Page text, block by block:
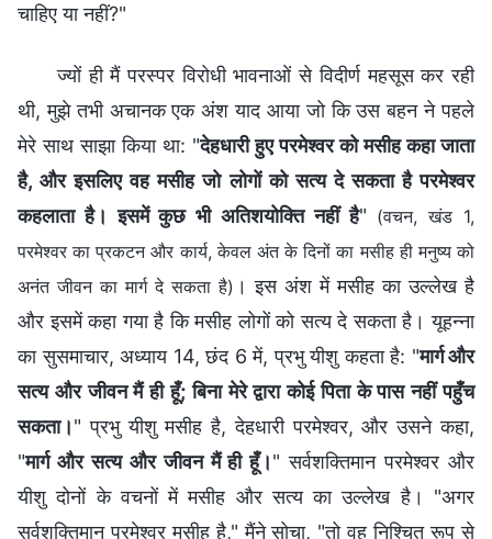
चाहिए या नहीं?"
ज्यों ही मैं परस्पर विरोधी भावनाओं से विदीर्ण महसूस कर रही
थी, मुझे तभी अचानक एक अंश याद आया जो कि उस बहन ने पहले
मेरे साथ साझा किया था: "देहधारी हुए परमेश्वर को मसीह कहा जाता
है, और इसलिए वह मसीह जो लोगों को सत्य दे सकता है परमेश्वर
कहलाता है। इसमें कुछ भी अतिशयोक्ति नहीं है" (वचन, खंड 1,
परमेश्वर का प्रकटन और कार्य, केवल अंत के दिनों का मसीह ही मनुष्य को
अनंत जीवन का मार्ग दे सकता है) । इस अंश में मसीह का उल्लेख है
और इसमें कहा गया है कि मसीह लोगों को सत्य दे सकता है। यूहन्ना
का सुसमाचार, अध्याय 14, छंद 6 में, प्रभु यीशु कहता है: "मार्ग और
सत्य और जीवन मैं ही हूँ; बिना मेरे द्वारा कोई पिता के पास नहीं पहुँच
सकता।" प्रभु यीशु मसीह है, देहधारी परमेश्वर, और उसने कहा,
"मार्ग और सत्य और जीवन मैं ही हूँ।" सर्वशक्तिमान परमेश्वर और
यीशु दोनों के वचनों में मसीह और सत्य का उल्लेख है। "अगर
सर्वशक्तिमान परमेश्वर मसीह है," मैंने सोचा, "तो वह निश्चित रूप से